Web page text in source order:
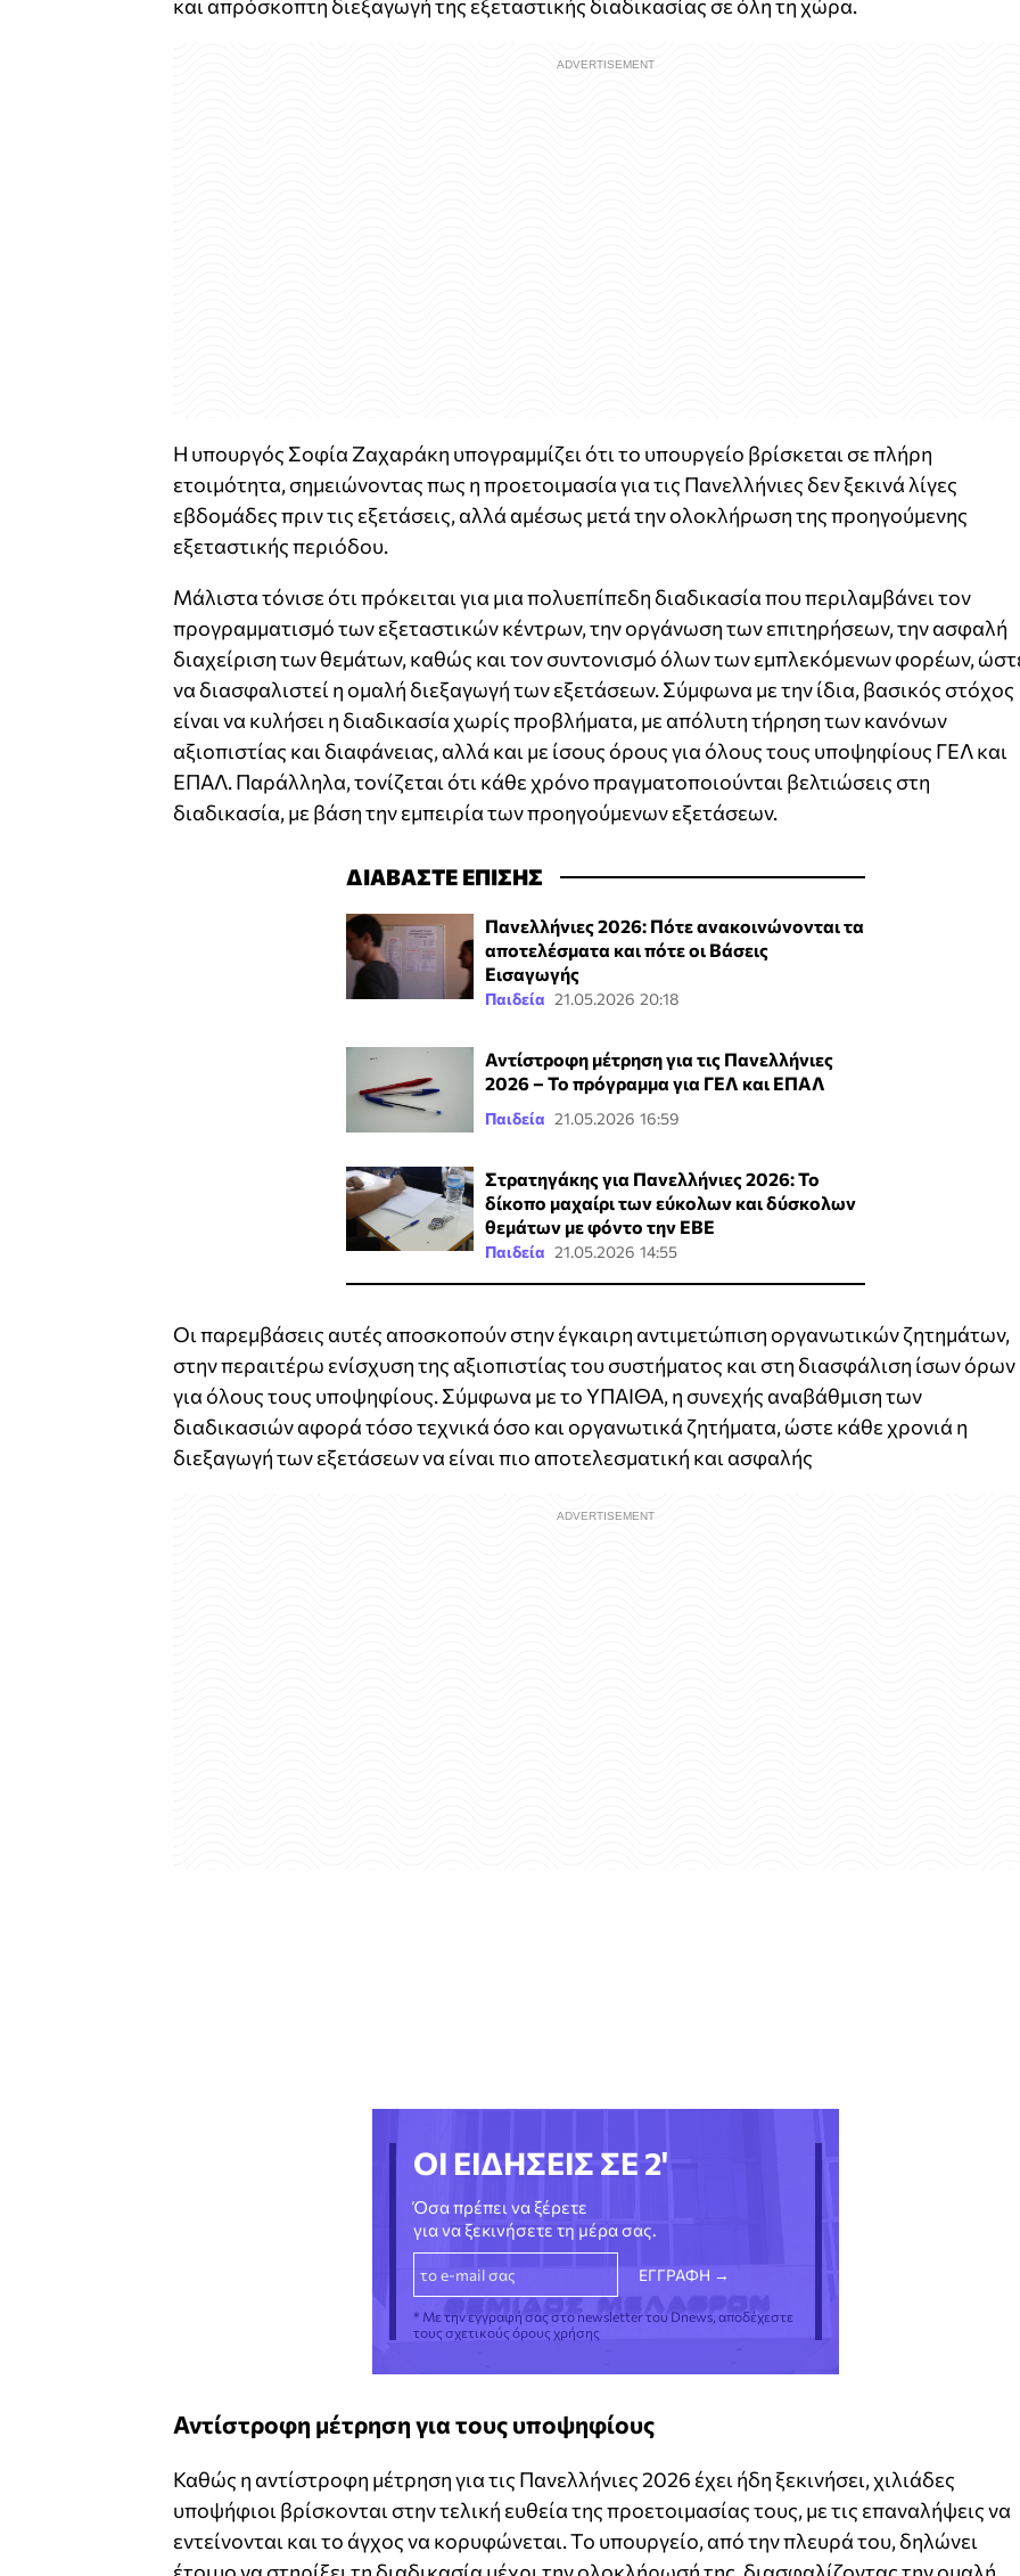
και απρόσκοπτη διεξαγωγή της εξεταστικής διαδικασίας σε όλη τη χώρα.
Η υπουργός Σοφία Ζαχαράκη υπογραμμίζει ότι το υπουργείο βρίσκεται σε πλήρη
ετοιμότητα, σημειώνοντας πως η προετοιμασία για τις Πανελλήνιες δεν ξεκινά λίγες
εβδομάδες πριν τις εξετάσεις, αλλά αμέσως μετά την ολοκλήρωση της προηγούμενης
εξεταστικής περιόδου.
Μάλιστα τόνισε ότι πρόκειται για μια πολυεπίπεδη διαδικασία που περιλαμβάνει τον
προγραμματισμό των εξεταστικών κέντρων, την οργάνωση των επιτηρήσεων, την ασφαλή
διαχείριση των θεμάτων, καθώς και τον συντονισμό όλων των εμπλεκόμενων φορέων,
να διασφαλιστεί η ομαλή διεξαγωγή των εξετάσεων. Σύμφωνα με την ίδια, βασικός στόχος
είναι να κυλήσει η διαδικασία χωρίς προβλήματα, με απόλυτη τήρηση των κανόνων
αξιοπιστίας και διαφάνειας, αλλά και με ίσους όρους για όλους τους υποψηφίους ΓΕΛ και
ΕΠΑΛ. Παράλληλα, τονίζεται ότι κάθε χρόνο πραγματοποιούνται βελτιώσεις στη
διαδικασία, με βάση την εμπειρία των προηγούμενων εξετάσεων.
ΔΙΑΒΑΣΤΕ ΕΠΙΣΗΣ
Πανελλήνιες 2026: Πότε ανακοινώνονται τα
αποτελέσματα και πότε οι Βάσεις
Εισαγωγής
Παιδεία 21.05.2026 20:18
Αντίστροφη μέτρηση για τις Πανελλήνιες
2026 – Το πρόγραμμα για ΓΕΛ και ΕΠΑΛ
Παιδεία 21.05.2026 16:59
Στρατηγάκης για Πανελλήνιες 2026: Το
δίκοπο μαχαίρι των εύκολων και δύσκολων
θεμάτων με φόντο την ΕΒΕ
Παιδεία 21.05.2026 14:55
Οι παρεμβάσεις αυτές αποσκοπούν στην έγκαιρη αντιμετώπιση οργανωτικών ζητημάτων,
στην περαιτέρω ενίσχυση της αξιοπιστίας του συστήματος και στη διασφάλιση ίσων όρων
για όλους τους υποψηφίους. Σύμφωνα με το ΥΠΑΙΘΑ, η συνεχής αναβάθμιση των
διαδικασιών αφορά τόσο τεχνικά όσο και οργανωτικά ζητήματα, ώστε κάθε χρονιά η
διεξαγωγή των εξετάσεων να είναι πιο αποτελεσματική και ασφαλής
ΟΙ ΕΙΔΗΣΕΙΣ ΣΕ 2'
Όσα πρέπει να ξέρετε
για να ξεκινήσετε τη μέρα σας.
* Με την εγγραφή σας στο newsletter του Dnews, αποδέχεστε
τους σχετικούς όρους χρήσης
Αντίστροφη μέτρηση για τους υποψηφίους
Καθώς η αντίστροφη μέτρηση για τις Πανελλήνιες 2026 έχει ήδη ξεκινήσει, χιλιάδες
υποψήφιοι βρίσκονται στην τελική ευθεία της προετοιμασίας τους, με τις επαναλήψεις να
εντείνονται και το άγχος να κορυφώνεται. Το υπουργείο, από την πλευρά του, δηλώνει
έτοιμο να στηρίξει τη διαδικασία μέχρι την ολοκλήρωσή της, διασφαλίζοντας την ομαλή